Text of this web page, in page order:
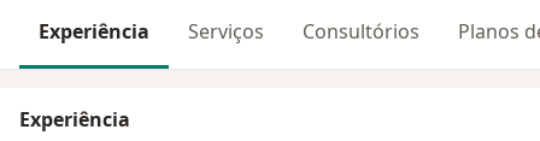
Experiência Serviços Consultórios Planos
Experiência